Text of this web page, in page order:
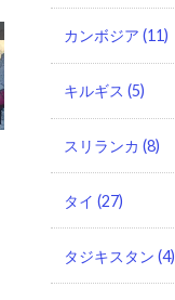
カンボジア (11)
キルギス (5)
スリランカ (8)
タイ (27)
タジキスタン (4)